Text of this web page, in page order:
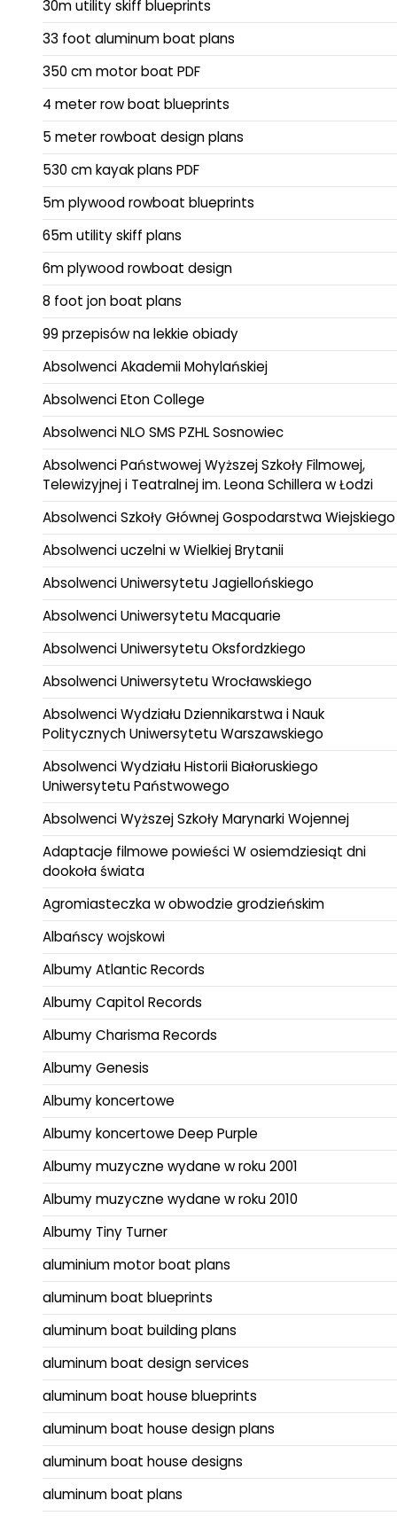
30m utility skiff blueprints
33 foot aluminum boat plans
350 cm motor boat PDF
4 meter row boat blueprints
5 meter rowboat design plans
530 cm kayak plans PDF
5m plywood rowboat blueprints
65m utility skiff plans
6m plywood rowboat design
8 foot jon boat plans
99 przepisów na lekkie obiady
Absolwenci Akademii Mohylańskiej
Absolwenci Eton College
Absolwenci NLO SMS PZHL Sosnowiec
Absolwenci Państwowej Wyższej Szkoły Filmowej,
Telewizyjnej i Teatralnej im. Leona Schillera w Łodzi
Absolwenci Szkoły Głównej Gospodarstwa Wiejskiego
Absolwenci uczelni w Wielkiej Brytanii
Absolwenci Uniwersytetu Jagiellońskiego
Absolwenci Uniwersytetu Macquarie
Absolwenci Uniwersytetu Oksfordzkiego
Absolwenci Uniwersytetu Wrocławskiego
Absolwenci Wydziału Dziennikarstwa i Nauk
Politycznych Uniwersytetu Warszawskiego
Absolwenci Wydziału Historii Białoruskiego
Uniwersytetu Państwowego
Absolwenci Wyższej Szkoły Marynarki Wojennej
Adaptacje filmowe powieści W osiemdziesiąt dni
dookoła świata
Agromiasteczka w obwodzie grodzieńskim
Albańscy wojskowi
Albumy Atlantic Records
Albumy Capitol Records
Albumy Charisma Records
Albumy Genesis
Albumy koncertowe
Albumy koncertowe Deep Purple
Albumy muzyczne wydane w roku 2001
Albumy muzyczne wydane w roku 2010
Albumy Tiny Turner
aluminium motor boat plans
aluminum boat blueprints
aluminum boat building plans
aluminum boat design services
aluminum boat house blueprints
aluminum boat house design plans
aluminum boat house designs
aluminum boat plans